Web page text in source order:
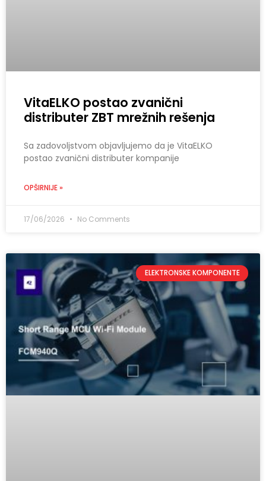
VitaELKO postao zvanični
distributer ZBT mrežnih rešenja
Sa zadovoljstvom objavljujemo da je VitaELKO
postao zvanični distributer kompanije
OPŠIRNIJE »
17/06/2026 No Comments
ELEKTRONSKE KOMPONENTE